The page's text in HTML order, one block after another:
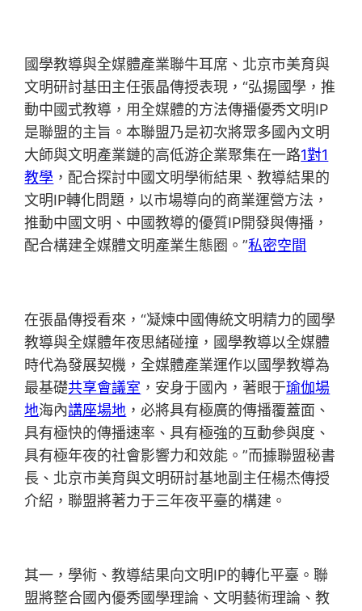
國學教導與全媒體產業聯牛耳席、北京市美育與
文明研討基田主任張晶傳授表現，“弘揚國學，推
動中國式教導，用全媒體的方法傳播優秀文明IP
是聯盟的主旨。本聯盟乃是初次將眾多國內文明
大師與文明產業鏈的高低游企業聚集在一路1對1
教學 ，配合探討中國文明學術結果、教導結果的
文明IP轉化問題，以市場導向的商業運營方法，
推動中國文明、中國教導的優質IP開發與傳播，
配合構建全媒體文明產業生態圈。”私密空間
在張晶傳授看來，“凝煉中國傳統文明精力的國學
教導與全媒體年夜思緒碰撞，國學教導以全媒體
時代為發展契機，全媒體產業運作以國學教導為
最基礎共享會議室 ，安身于國內，著眼于瑜伽場
地海內講座場地 ，必將具有極廣的傳播覆蓋面、
具有極快的傳播速率、具有極強的互動參與度、
具有極年夜的社會影響力和效能。”而據聯盟秘書
長、北京市美育與文明研討基地副主任楊杰傳授
介紹，聯盟將著力于三年夜平臺的構建。
其一，學術、教導結果向文明IP的轉化平臺。聯
盟將整合國內優秀國學理論、文明藝術理論、教